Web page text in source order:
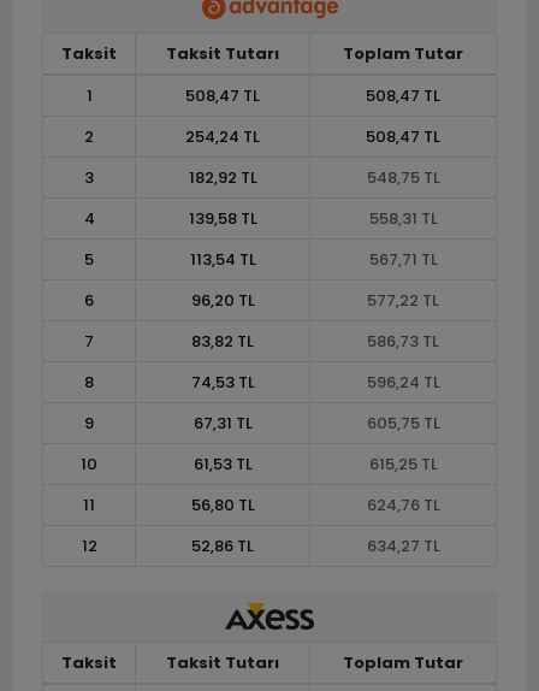
Taksit Taksit Tutarı
Toplam Tutar
1
508,47 TL
508,47 TL
2
254,24 TL
508,47 TL
3
182,92 TL
548,75 TL
4
139,58 TL
558,31 TL
5
113,54 TL
567,71 TL
6
96,20 TL
577,22 TL
7
83,82 TL
586,73 TL
8
74,53 TL
596,24 TL
9
67,31 TL
605,75 TL
10
61,53 TL
615,25 TL
11
56,80 TL
624,76 TL
12
52,86 TL 634,27 TL
Taksit Taksit Tutarı
Toplam Tutar